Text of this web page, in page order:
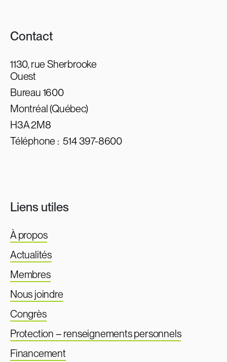
Contact
1130, rue Sherbrooke
Ouest
Bureau 1600
Montréal (Québec)
H3A 2M8
Téléphone :514 397-8600
Liens utiles
À propos
Actualités
Membres
Nous joindre
Congrès
Protection – renseignements personnels
Financement